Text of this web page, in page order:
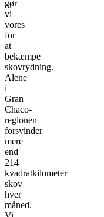
gør
vi
vores
for
at
bekæmpe
skovrydning.
Alene
i
Gran
Chaco-
regionen
forsvinder
mere
end
214
kvadratkilometer
skov
hver
måned.